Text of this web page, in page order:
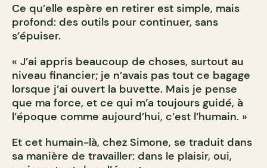
Ce qu’elle espère en retirer est simple, mais
profond: des outils pour continuer, sans
s’épuiser.
« J’ai appris beaucoup de choses, surtout au
niveau financier; je n’avais pas tout ce bagage
lorsque j’ai ouvert la buvette. Mais je pense
que ma force, et ce qui m’a toujours guidé, à
l’époque comme aujourd’hui, c’est l’humain. »
Et cet humain-là, chez Simone, se traduit dans
sa manière de travailler: dans le plaisir, oui,